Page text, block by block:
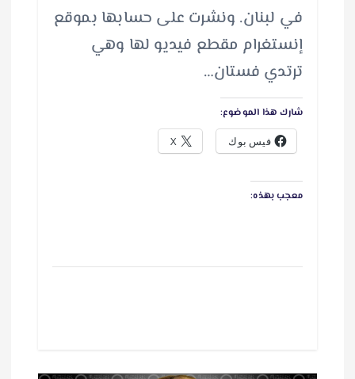
في لبنان. ونشرت على حسابها بموقع
إنستغرام مقطع فيديو لها وهي
ترتدي فستان…
شارك هذا الموضوع:
فيس بوك X
معجب بهذه: